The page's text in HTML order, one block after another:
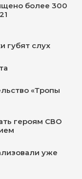
более 300
губят слух
«Тропы
героям СВО
уже